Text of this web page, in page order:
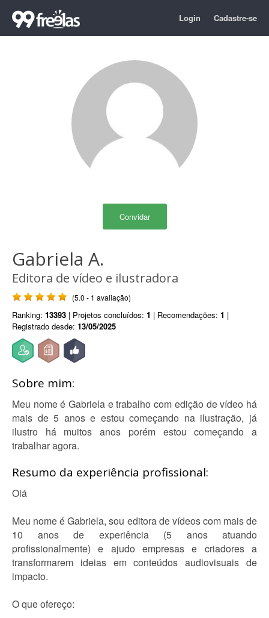
Login Cadastre-se
Convidar
Gabriela A.
Editora de vídeo e ilustradora
(5.0 - 1 avaliação)
Ranking: 13393 | Projetos concluídos: 1 | Recomendações: 1 |
Registrado desde: 13/05/2025
Sobre mim:
Meu nome é Gabriela e trabalho com edição de vídeo há
mais de 5 anos e estou começando na ilustração, já
ilustro há muitos anos porém estou começando a
trabalhar agora.
Resumo da experiência profissional:
Olá
Meu nome é Gabriela, sou editora de vídeos com mais de
10 anos de experiência (5 anos atuando
profissionalmente) e ajudo empresas e criadores a
transformarem ideias em conteúdos audiovisuais de
impacto.
O que ofereço: